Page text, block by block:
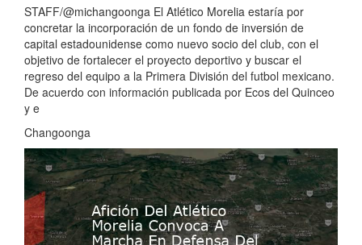
STAFF/@michangoonga El Atlético Morelia estaría por
concretar la incorporación de un fondo de inversión de
capital estadounidense como nuevo socio del club, con el
objetivo de fortalecer el proyecto deportivo y buscar el
regreso del equipo a la Primera División del futbol mexicano.
De acuerdo con información publicada por Ecos del Quinceo
y e
Changoonga